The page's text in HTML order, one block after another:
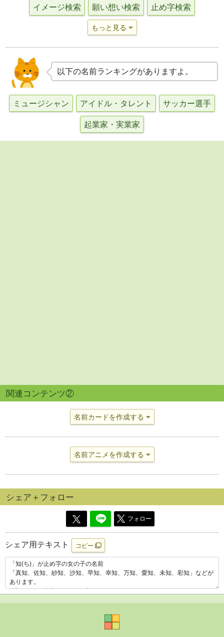
イメージ検索 願い想い検索 止め字検索
もっと見る
以下の名前ランキングがありますよ。
ミュージシャン アイドル・タレント サッカー選手
起業家・実業家
関連コンテンツ②
名前カードを作成する
名前アニメを作成する
シェア＋フォロー
フォロー
シェア用テキスト コピー